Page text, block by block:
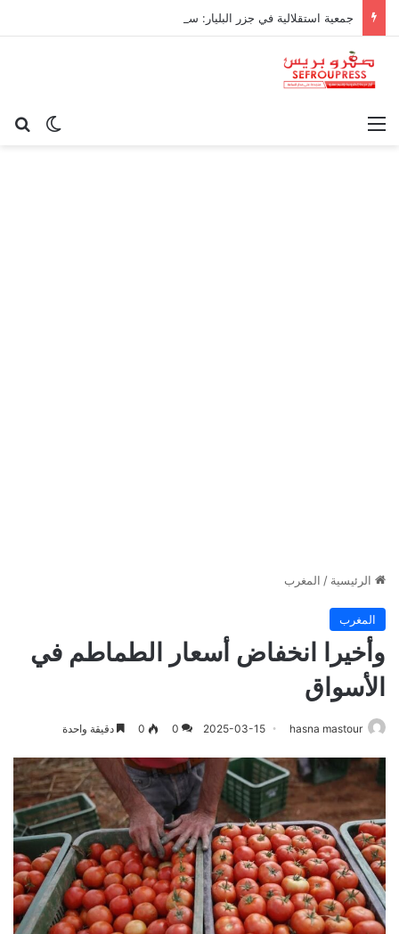
الوضع القائمة
الرئيسية / المغرب
المغرب
وأخيرا انخفاض أسعار الطماطم في
الأسواق
hasna mastour
2025-03-15
0
0 دقيقة واحدة